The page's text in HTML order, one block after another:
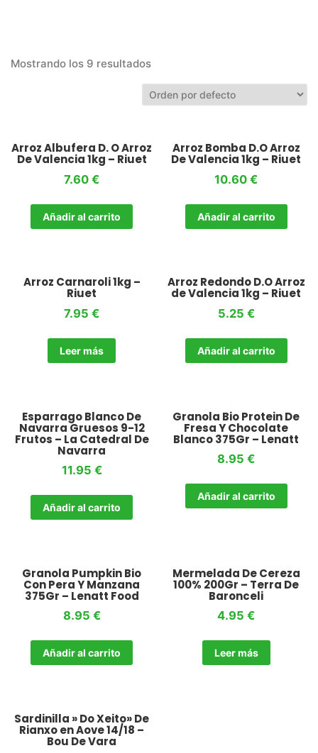
Mostrando los 9 resultados
Arroz Albufera D. O Arroz
De Valencia 1kg – Riuet
7.60€
Añadir al carrito
Arroz Bomba D.O Arroz
De Valencia 1kg – Riuet
10.60€
Añadir al carrito
Arroz Carnaroli 1kg –
Riuet
7.95€
Leer más
Arroz Redondo D.O Arroz
de Valencia 1kg – Riuet
5.25 €
Añadir al carrito
Esparrago Blanco De
Navarra Gruesos 9-12
Frutos – La Catedral De
Navarra
11.95 €
Añadir al carrito
Granola Bio Protein De
Fresa Y Chocolate
Blanco 375Gr – Lenatt
8.95€
Añadir al carrito
Granola Pumpkin Bio
Con Pera Y Manzana
375Gr – Lenatt Food
8.95 €
Añadir al carrito
Mermelada De Cereza
100% 200Gr – Terra De
Baronceli
4.95€
Leer más
Sardinilla » Do Xeito» De
Rianxo en Aove 14/18 –
Bou De Vara